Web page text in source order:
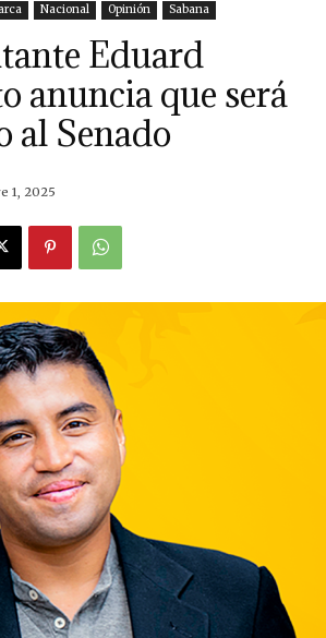
Nacional Opinión Sabana
Eduard
anuncia que será
al Senado
1, 2025